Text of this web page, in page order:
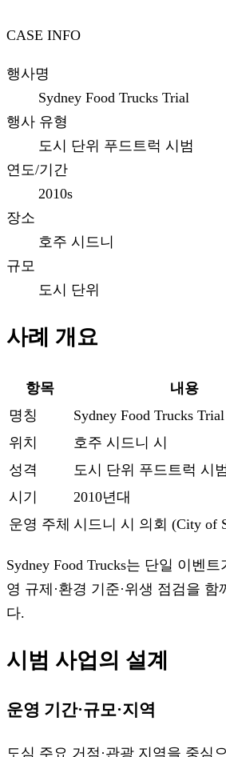
CASE INFO
행사명
Sydney Food Trucks Trial
행사 유형
도시 단위 푸드트럭 시범
연도/기간
2010s
장소
호주 시드니
규모
도시 단위
사례 개요
항목
내용
명칭
Sydney Food Trucks Trial
위치
호주 시드니 시
성격
도시 단위 푸드트럭 시
시기
2010년대
운영 주체 시드니 시 의회 (City of
Sydney Food Trucks는 단일 이벤
영 규제·환경 기준·위생 점검을
다.
시범 사업의 설계
운영 기간·규모·지역
도심 주요 거점·관광 지역을 중심